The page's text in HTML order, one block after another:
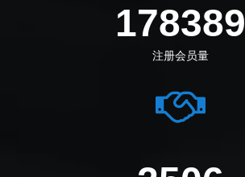
205833
注册会员量